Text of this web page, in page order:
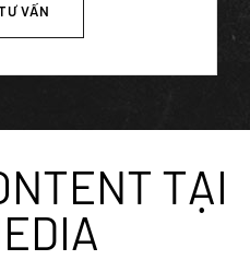
VẤN
TẠI